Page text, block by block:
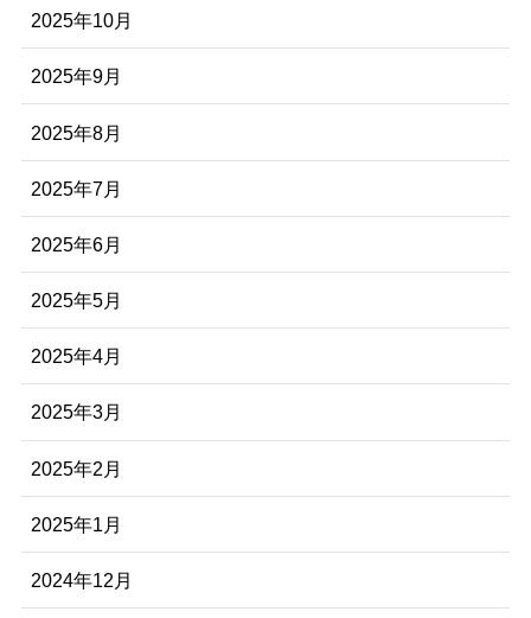
2025年10月
2025年9月
2025年8月
2025年7月
2025年6月
2025年5月
2025年4月
2025年3月
2025年2月
2025年1月
2024年12月